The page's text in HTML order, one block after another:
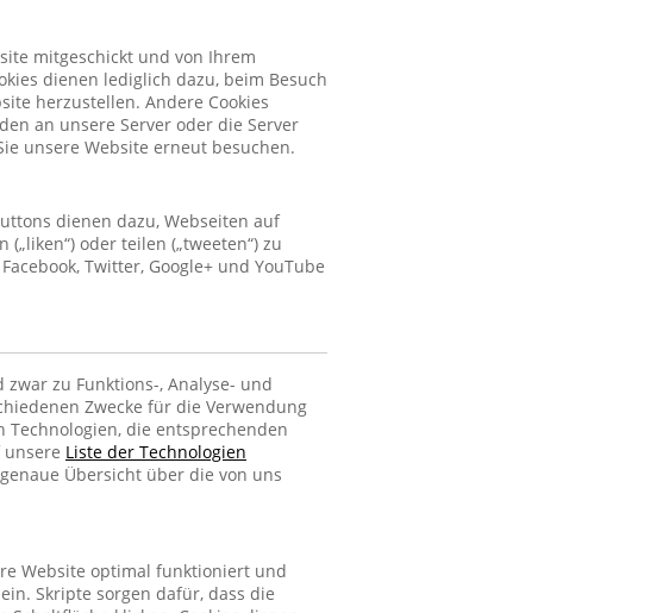
mitgeschickt und von Ihrem
dienen lediglich dazu, beim Besuch
herzustellen. Andere Cookies
an unsere Server oder die Server
unsere Website erneut besuchen.
dienen dazu, Webseiten auf
oder teilen („tweeten“) zu
Twitter, Google+ und YouTube
zu Funktions-, Analyse- und
Zwecke für die Verwendung
die entsprechenden
Liste der Technologien
Übersicht über die von uns
Website optimal funktioniert und
Skripte sorgen dafür, dass die